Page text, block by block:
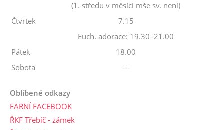
(1. středu v měsíci mše sv. není)
Čtvrtek
7.15
Euch. adorace: 19.30–21.00
Pátek
18.00
Sobota
---
Oblíbené odkazy
FARNÍ FACEBOOK
ŘKF Třebíč - zámek